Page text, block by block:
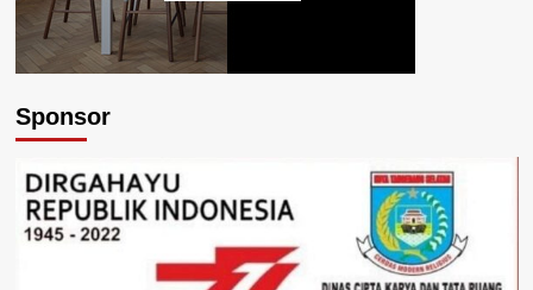
Sponsor